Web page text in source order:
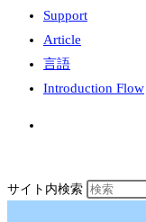
Support
Article
言語
Introduction Flow
サイト内検索